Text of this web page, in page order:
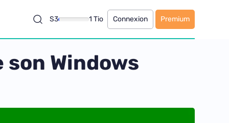
S3 1 Tio Connexion Premium
Windows